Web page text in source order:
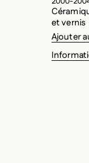
et vernis
Ajouter